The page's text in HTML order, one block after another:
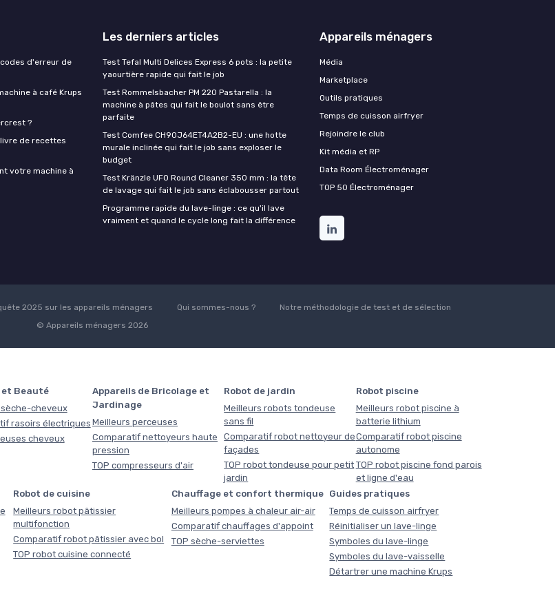
d'erreur de
à café Krups
?
de recettes
votre machine à
Les derniers articles
Test Tefal Multi Delices Express 6 pots : la petite
yaourtière rapide qui fait le job
Test Rommelsbacher PM 220 Pastarella : la
machine à pâtes qui fait le boulot sans être
parfaite
Test Comfee CH90J64ET4A2B2-EU : une hotte
murale inclinée qui fait le job sans exploser le
budget
Test Kränzle UFO Round Cleaner 350 mm : la tête
de lavage qui fait le job sans éclabousser partout
Programme rapide du lave-linge : ce qu'il lave
vraiment et quand le cycle long fait la différence
Appareils ménagers
Média
Marketplace
Outils pratiques
Temps de cuisson airfryer
Rejoindre le club
Kit média et RP
Data Room Électroménager
TOP 50 Électroménager
2025 sur les appareils ménagers Qui sommes-nous ?
Notre méthodologie de test et de sélection
© Appareils ménagers 2026
et Beauté
cheveux
rasoirs électriques
cheveux
Appareils de Bricolage et
Jardinage
Meilleurs perceuses
Comparatif nettoyeurs haute
pression
TOP compresseurs d'air
Robot de jardin
Meilleurs robots tondeuse
sans fil
Comparatif robot nettoyeur de
façades
TOP robot tondeuse pour petit
jardin
Robot piscine
Meilleurs robot piscine à
batterie lithium
Comparatif robot piscine
autonome
TOP robot piscine fond parois
et ligne d'eau
Robot de cuisine
Meilleurs robot pâtissier
multifonction
Comparatif robot pâtissier avec bol
TOP robot cuisine connecté
Chauffage et confort thermique
Meilleurs pompes à chaleur air-air
Comparatif chauffages d'appoint
TOP sèche-serviettes
Guides pratiques
Temps de cuisson airfryer
Réinitialiser un lave-linge
Symboles du lave-linge
Symboles du lave-vaisselle
Détartrer une machine Krups